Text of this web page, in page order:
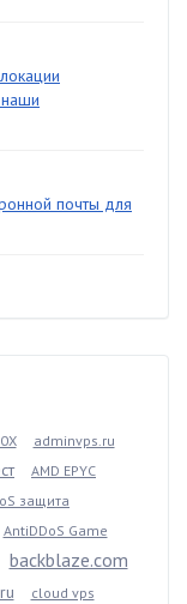
почты для
adminvps.ru
AMD EPYC
защита
AntiDDoS Game
backblaze.com
cloud vps